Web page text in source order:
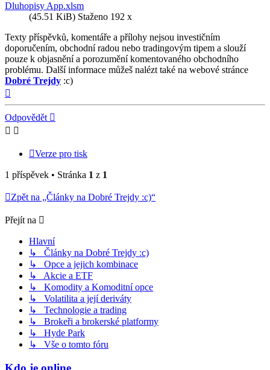
Dluhopisy App.xlsm
(45.51 KiB) Staženo 192 x
Texty příspěvků, komentáře a přílohy nejsou investičním
doporučením, obchodní radou nebo tradingovým tipem a slouží
pouze k objasnění a porozumění komentovaného obchodního
problému. Další informace můžeš nalézt také na webové stránce
Dobré Trejdy :c)
Odpovědět
Verze pro tisk
1 příspěvek • Stránka 1 z 1
Zpět na „Články na Dobré Trejdy :c)“
Přejít na
Hlavní
↳ Články na Dobré Trejdy :c)
↳ Opce a jejich kombinace
↳ Akcie a ETF
↳ Komodity a Komoditní opce
↳ Volatilita a její deriváty
↳ Technologie a trading
↳ Brokeři a brokerské platformy
↳ Hyde Park
↳ Vše o tomto fóru